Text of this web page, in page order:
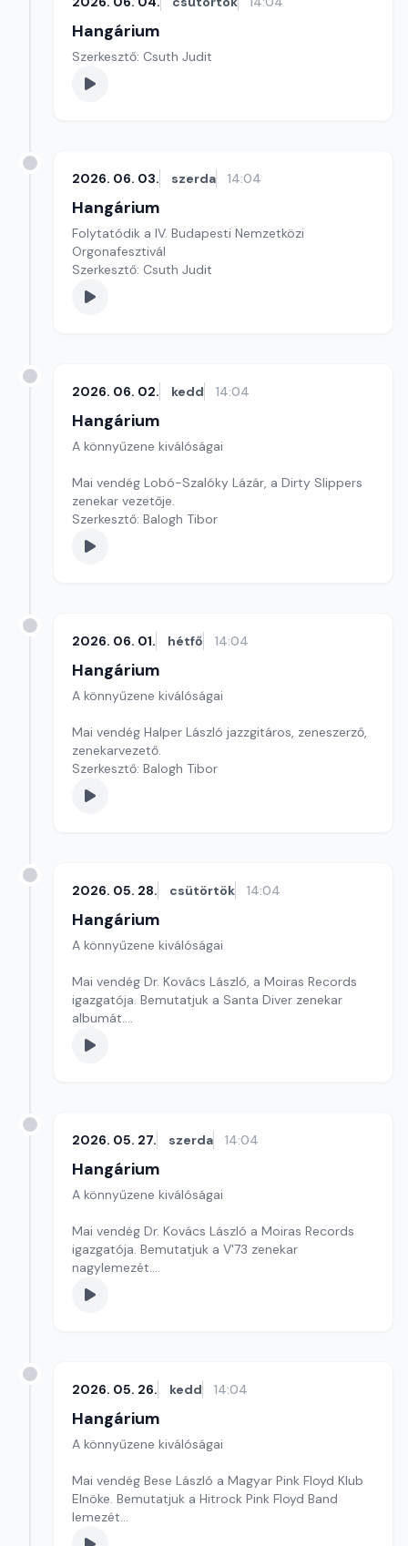
Hangárium
Szerkesztő: Csuth Judit
2026. 06. 03. szerda 14:04
Hangárium
Folytatódik a IV. Budapesti Nemzetközi
Orgonafesztivál
Szerkesztő: Csuth Judit
2026. 06. 02. kedd 14:04
Hangárium
A könnyűzene kiválóságai
Mai vendég Lobó-Szalóky Lázár, a Dirty Slippers
zenekar vezetője.
Szerkesztő: Balogh Tibor
2026. 06. 01. hétfő 14:04
Hangárium
A könnyűzene kiválóságai
Mai vendég Halper László jazzgitáros, zeneszerző,
zenekarvezető.
Szerkesztő: Balogh Tibor
2026. 05. 28. csütörtök 14:04
Hangárium
A könnyűzene kiválóságai
Mai vendég Dr. Kovács László, a Moiras Records
igazgatója. Bemutatjuk a Santa Diver zenekar
albumát.
Szerkesztő: Balogh Tibor
2026. 05. 27. szerda 14:04
Hangárium
A könnyűzene kiválóságai
Mai vendég Dr. Kovács László a Moiras Records
igazgatója. Bemutatjuk a V'73 zenekar
nagylemezét.
Szerkesztő: Balogh Tibor
2026. 05. 26. kedd 14:04
Hangárium
A könnyűzene kiválóságai
Mai vendég Bese László a Magyar Pink Floyd Klub
Elnöke. Bemutatjuk a Hitrock Pink Floyd Band
lemezét
Szerkesztő: Balogh Tibor